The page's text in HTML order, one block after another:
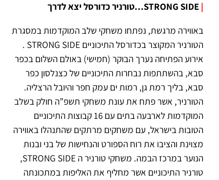
|
באווירה מרגשת, נפתחו משחקי שלב המוקדמות במסגרת
הטורניר המקוצר בכדורסל התיכוניים STRONG SIDE .
אירוע הפתיחה נערך הבוקר (חמישי) באולם השלום בכפר
סבא, בהשתתפות נבחרות התיכוניים של כצנלסון כפר
סבא, בליך רמת גן, רמות ים עמק חפר והיובל הרצליה.
הטורניר, אשר פתח את עונת משחקי תשפ”ה חולק בשלב
המוקדמות לארבעה בתים עם 16 קבוצות התיכוניים
הטובות בישראל, עם משחקים מרתקים שהתנהלו באווירה
מצוינת והציבו את רוח הספורט והנחישות של בני ובנות
הנוער במרכז הבמה. משחקי טורניר ה STRONG SIDE,
טורניר התיכוניים אשר מחליף את האליפות במתכונתה